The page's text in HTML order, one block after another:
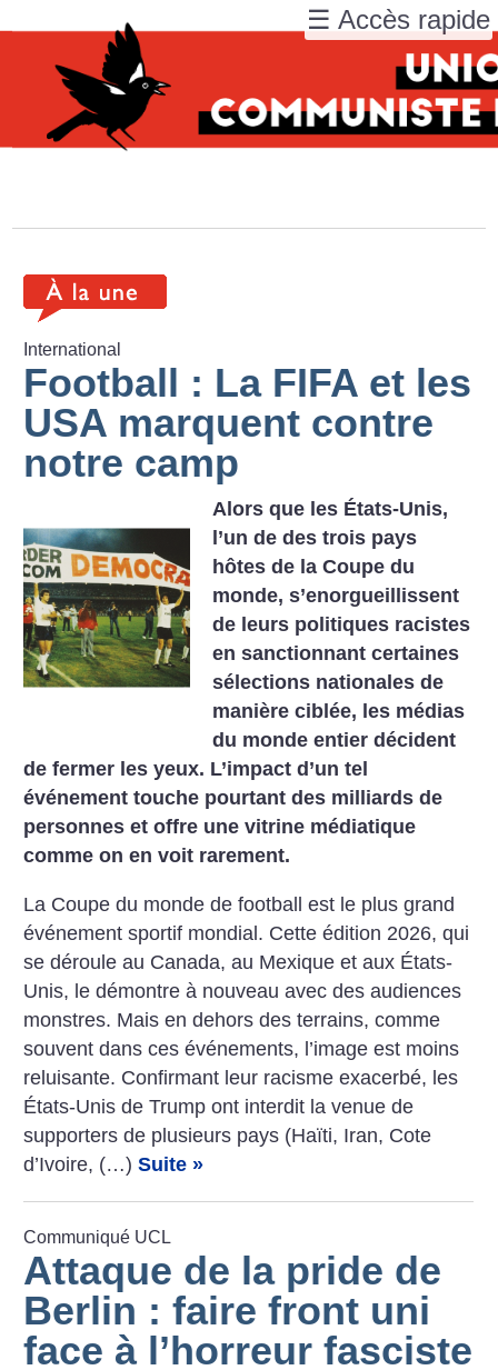
International
Football : La FIFA et les
USA marquent contre
notre camp
Alors que les États-Unis,
l’un de des trois pays
hôtes de la Coupe du
monde, s’enorgueillissent
de leurs politiques racistes
en sanctionnant certaines
sélections nationales de
manière ciblée, les médias
du monde entier décident
de fermer les yeux. L’impact d’un tel
événement touche pourtant des milliards de
personnes et offre une vitrine médiatique
comme on en voit rarement.
La Coupe du monde de football est le plus grand
événement sportif mondial. Cette édition 2026, qui
se déroule au Canada, au Mexique et aux États-
Unis, le démontre à nouveau avec des audiences
­monstres. Mais en dehors des terrains, comme
souvent dans ces événements, l’image est moins
reluisante. Confirmant leur racisme exacerbé, les
États-Unis de Trump ont interdit la venue de
supporters de plusieurs pays (Haïti, Iran, Cote
d’Ivoire, (…)Suite »
Communiqué UCL
Attaque de la pride de
Berlin : faire front uni
face à l’horreur fasciste
☰ Accès rapide